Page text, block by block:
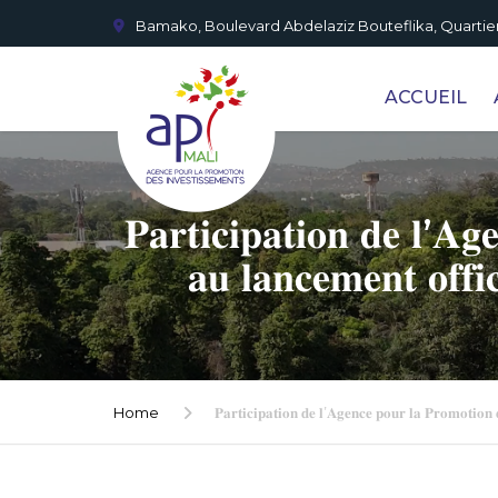
Bamako, Boulevard Abdelaziz Bouteflika,
ACCUEIL
𝐏𝐚𝐫𝐭𝐢𝐜𝐢𝐩𝐚𝐭𝐢𝐨𝐧 𝐝𝐞
𝐚𝐮 𝐥𝐚𝐧𝐜𝐞𝐦𝐞𝐧𝐭
Home 𝐏𝐚𝐫𝐭𝐢𝐜𝐢𝐩𝐚𝐭𝐢𝐨𝐧 𝐝𝐞 𝐥’𝐀𝐠𝐞𝐧𝐜𝐞 𝐩𝐨𝐮𝐫 𝐥𝐚